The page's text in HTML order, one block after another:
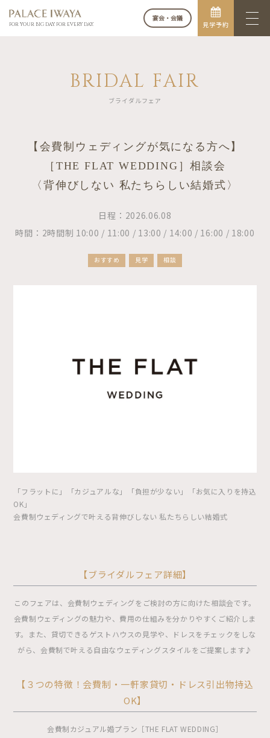
FOR YOUR BIG DAY. FOR EVERY DAY.
宴会・会議
見学予約
BRIDAL FAIR
ブライダルフェア
【会費制ウェディングが気になる方へ】
［THE FLAT WEDDING］相談会
〈背伸びしない 私たちらしい結婚式〉
日程：2026.06.08
時間：2時間制 10:00 / 11:00 / 13:00 / 14:00 / 16:00 / 18:00
おすすめ 見学 相談
「フラットに」「カジュアルな」「負担が少ない」「お気に入りを持込
OK」
会費制ウェディングで叶える背伸びしない 私たちらしい結婚式
【ブライダルフェア詳細】
このフェアは、会費制ウェディングをご検討の方に向けた相談会です。
会費制ウェディングの魅力や、費用の仕組みを分かりやすくご紹介しま
す。また、貸切できるゲストハウスの見学や、ドレスをチェックをしな
がら、会費制で叶える自由なウェディングスタイルをご提案します♪
【３つの特徴！会費制・一軒家貸切・ドレス引出物持込
OK】
会費制カジュアル婚プラン［THE FLAT WEDDING］